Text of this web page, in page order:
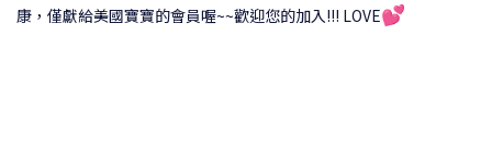
康，僅獻給美國寶寶的會員喔~~歡迎您的加入!!! LOVE💕